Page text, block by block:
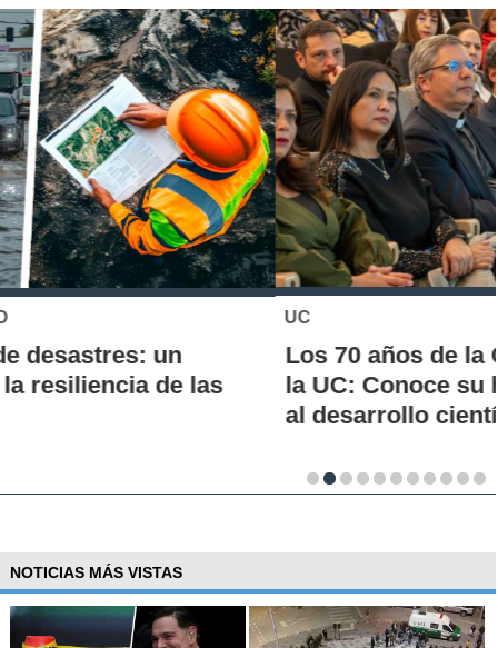
Los 70 años de la Carrera de Química de
la UC: Conoce su historia, hitos y aporte
al desarrollo científico del país
NOTICIAS MÁS VISTAS